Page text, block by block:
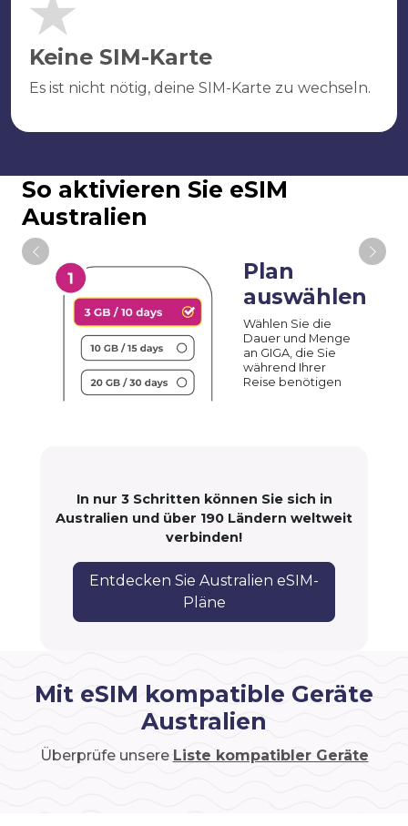
Keine SIM-Karte
Es ist nicht nötig, deine SIM-Karte zu wechseln.
So aktivieren Sie eSIM
Australien
Plan
auswählen
Wählen Sie die
Dauer und Menge
an GIGA, die Sie
während Ihrer
Reise benötigen
In nur 3 Schritten können Sie sich in
Australien und über 190 Ländern weltweit
verbinden!
Entdecken Sie Australien eSIM-
Pläne
Mit eSIM kompatible Geräte
Australien
Überprüfe unsere Liste kompatibler Geräte